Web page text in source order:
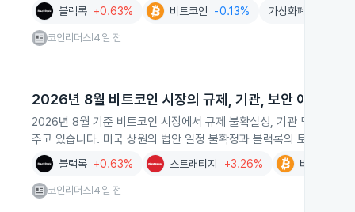
블랙록 +0.63% 비트코인 -0.13% 가상화폐
코인리더스 4일 전
2026년 8월 비트코인 시장의 규제, 기관, 보안 이슈
2026년 8월 기준 비트코인 시장에서 규제 불확실성, 기관 투자 움직
주고 있습니다. 미국 상원의 법안 일정 불확정과 블랙록의 토큰화 펀
블랙록 +0.63% 스트래티지 +3.26% 비트코인
코인리더스 4일 전